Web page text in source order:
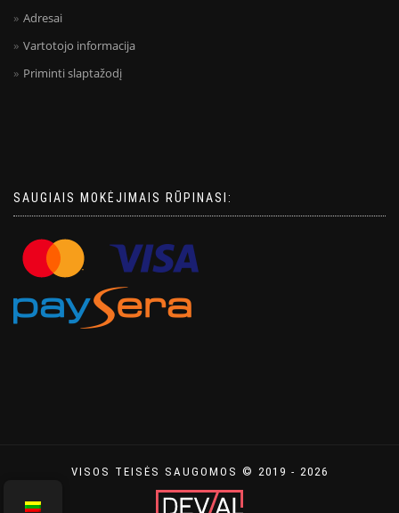
Adresai
Vartotojo informacija
Priminti slaptažodį
SAUGIAIS MOKĖJIMAIS RŪPINASI:
VISOS TEISĖS SAUGOMOS © 2019 - 2026